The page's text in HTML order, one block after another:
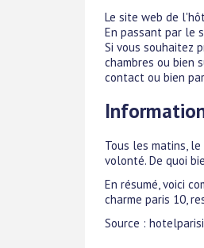
Le site web de
En passant par le
Si vous souhaitez
chambres ou bien
contact ou bien
Tous les matins,
volonté. De quoi
En résumé, voici
charme paris 10,
Source :